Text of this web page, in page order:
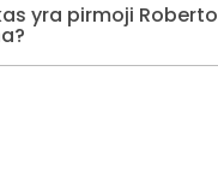
yra pirmoji Roberto